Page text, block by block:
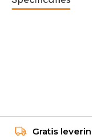
Gratis